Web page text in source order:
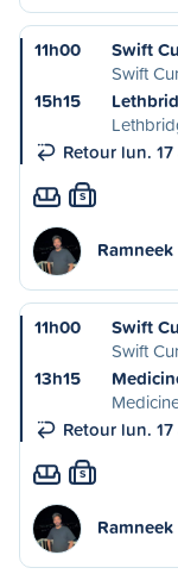
11h00
Swift
Swift
15h15
Retour lun.
S
Ramneek
11h00
Swift
Swift
13h15
Retour lun.
S
Ramneek